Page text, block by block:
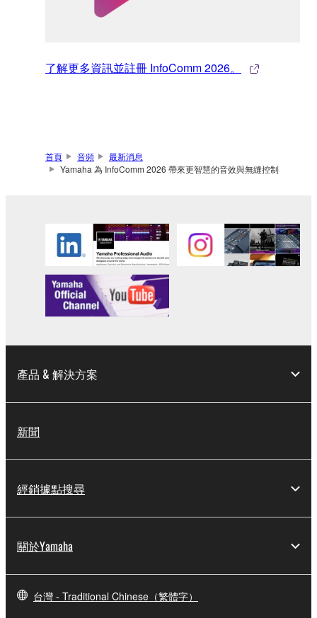
了解更多資訊並註冊 InfoComm 2026。
首頁 音頻
最新消息
Yamaha 為 InfoComm 2026 帶來更智慧的音效與無縫控制
產品 & 解決方案
新聞
經銷據點搜尋
關於Yamaha
台灣 - Traditional Chinese（繁體字）